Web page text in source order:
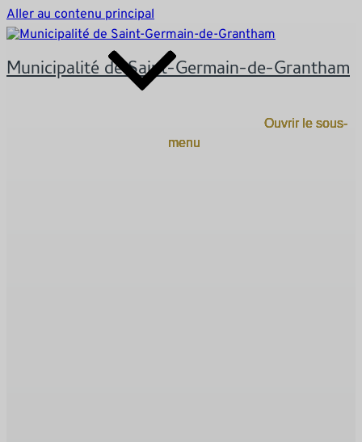
Aller au contenu principal
Municipalité de Saint-Germain-de-Grantham
Ouvrir le sous-
menu
Ouvrir le sous-
menu
Ouvrir le sous-
menu
Ouvrir le sous-
menu
Ouvrir le sous-
menu